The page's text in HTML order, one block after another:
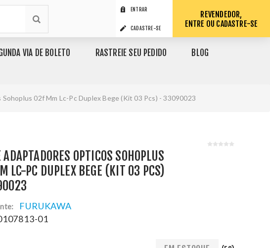
ENTRAR
CADASTRE-SE
REVENDEDOR,
ENTRE OU CADASTRE-SE
VIA DE BOLETO RASTREIE SEU PEDIDO BLOG
02f Mm Lc-Pc Duplex Bege (Kit 03 Pcs) - 33090023
ADAPTADORES OPTICOS SOHOPLUS
LC-PC DUPLEX BEGE (KIT 03 PCS)
FURUKAWA
01